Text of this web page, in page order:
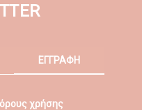
ΕΓΓΡΑΦΗ
όρους χρήσης